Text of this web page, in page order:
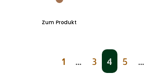
Zum Produkt
1 … 3 4 5 …